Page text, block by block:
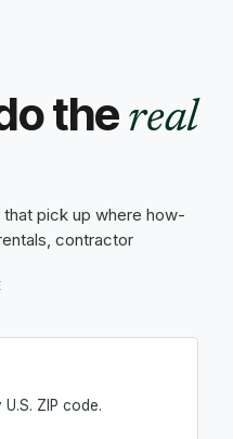
the real
pick up where how-
contractor
ZIP code.